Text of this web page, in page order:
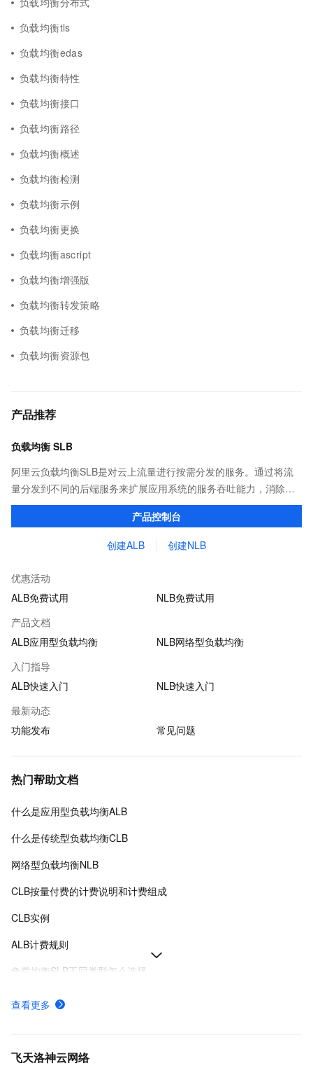
负载均衡tls
负载均衡edas
负载均衡特性
负载均衡接口
负载均衡路径
负载均衡概述
负载均衡检测
负载均衡示例
负载均衡更换
负载均衡ascript
负载均衡增强版
负载均衡转发策略
负载均衡迁移
负载均衡资源包
产品推荐
负载均衡 SLB
阿里云负载均衡SLB是对云上流量进行按需分发的服务。通过将流
量分发到不同的后端服务来扩展应用系统的服务吞吐能力，消除单
点故障并提升应用系统的可用性。 阿里云新一代SLB产品簇包含应
用型负载均衡ALB和网络型负载均衡NLB。
产品控制台
创建ALB 创建NLB
优惠活动
ALB免费试用
NLB免费试用
产品文档
ALB应用型负载均衡
NLB网络型负载均衡
入门指导
ALB快速入门
NLB快速入门
最新动态
功能发布
常见问题
热门帮助文档
什么是应用型负载均衡ALB
什么是传统型负载均衡CLB
网络型负载均衡NLB
CLB按量付费的计费说明和计费组成
CLB实例
ALB计费规则
负载均衡SLB不同类型怎么选择
功能版本对比
CLB服务器组
查看更多
飞天洛神云网络